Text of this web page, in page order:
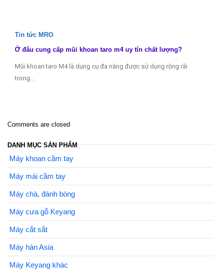
Tin tức MRO
Ở đâu cung cấp mũi khoan taro m4 uy tín chất lượng?
Mũi khoan taro M4 là dụng cụ đa năng được sử dụng rộng rãi
trong…
Comments are closed
DANH MỤC SẢN PHẨM
Máy khoan cầm tay
Máy mài cầm tay
Máy chà, đánh bóng
Máy cưa gỗ Keyang
Máy cắt sắt
Máy hàn Asia
Máy Keyang khác